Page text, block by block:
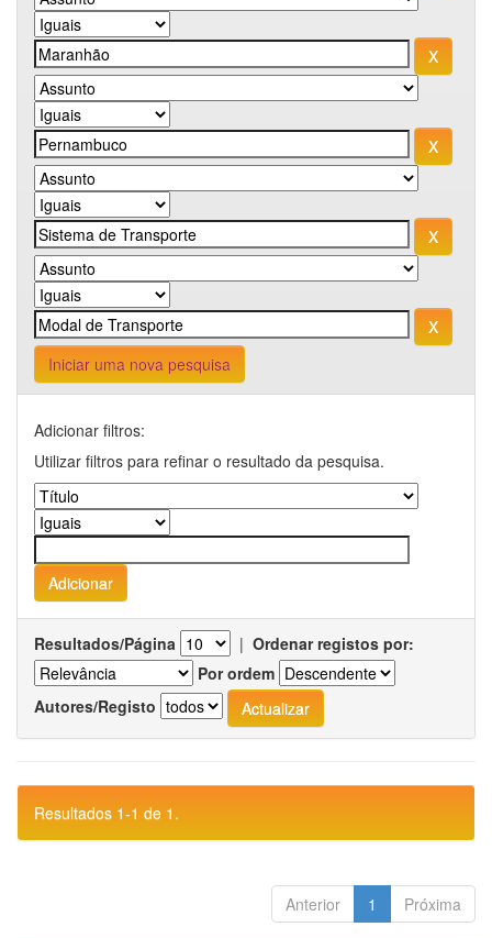
Iniciar uma nova pesquisa
Adicionar filtros:
Utilizar filtros para refinar o resultado da pesquisa.
Resultados/Página | Ordenar registos por:
Por ordem
Autores/Registo
Resultados 1-1 de 1.
Anterior 1 Próxima